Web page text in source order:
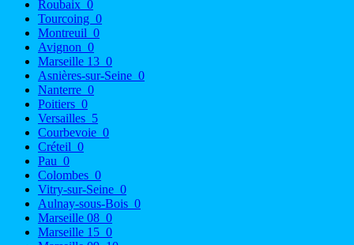
Roubaix 0
Tourcoing 0
Montreuil 0
Avignon 0
Marseille 13 0
Asnières-sur-Seine 0
Nanterre 0
Poitiers 0
Versailles 5
Courbevoie 0
Créteil 0
Pau 0
Colombes 0
Vitry-sur-Seine 0
Aulnay-sous-Bois 0
Marseille 08 0
Marseille 15 0